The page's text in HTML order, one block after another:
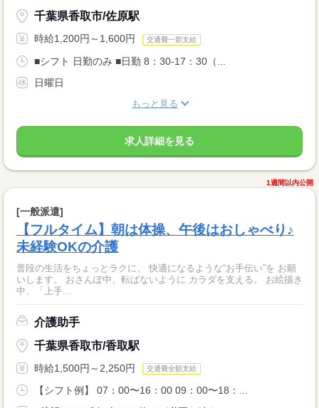
千葉県香取市/佐原駅
時給1,200円～1,600円 交通費一部支給
■シフト 日勤のみ ■日勤 8：30-17：30（...
日曜日
もっと見る
求人詳細を見る
1週間以内公開
[一般派遣]
【フルタイム】朝は体操、午後はおしゃべり♪
未経験OKの介護
普段の生活をちょっとラクに、 快適になるような“お手伝い”を お願
いします。 おさんぽ中、転ばないように カラダを支える。 お絵描き
中、「上手...
介護助手
千葉県香取市/香取駅
時給1,500円～2,250円 交通費全額支給
【シフト例】 07：00〜16：00 09：00〜18：...